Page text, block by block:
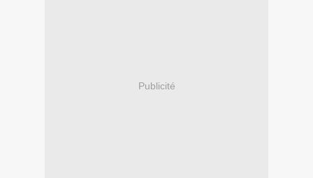
Publicité